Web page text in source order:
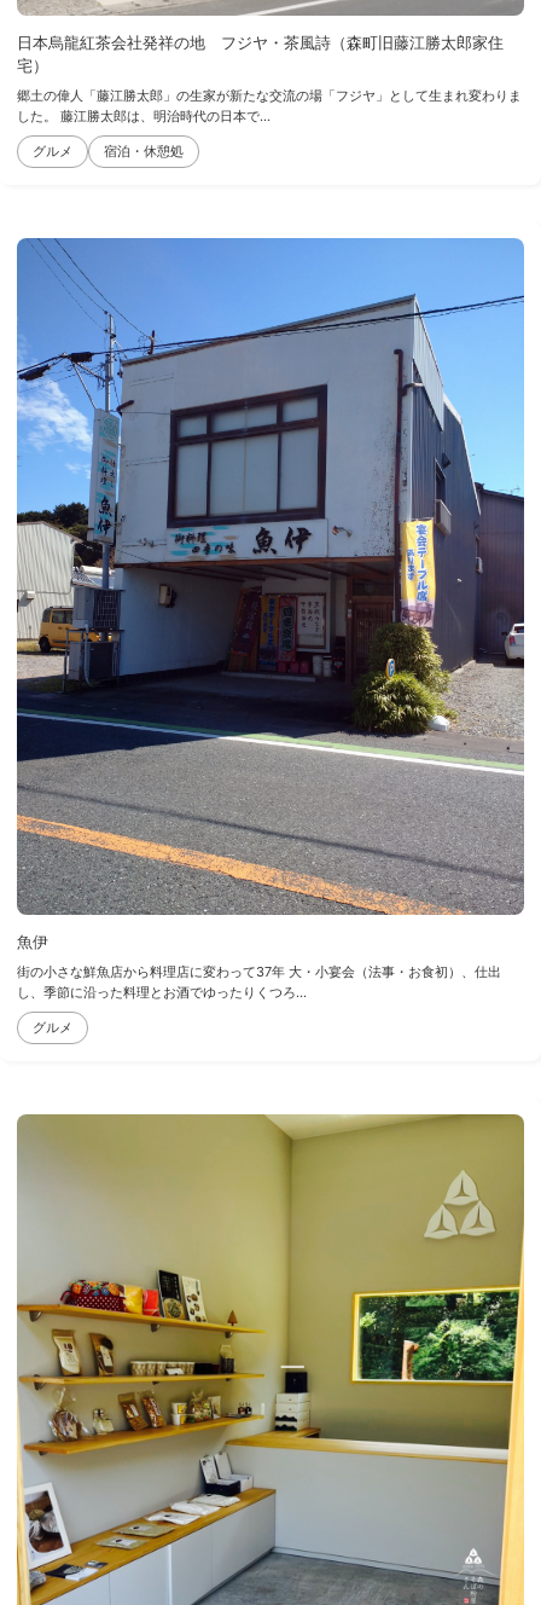
日本烏龍紅茶会社発祥の地 フジヤ・茶風詩（森町旧藤江勝太郎家住
宅）
郷土の偉人「藤江勝太郎」の生家が新たな交流の場「フジヤ」として生まれ変わりま
した。 藤江勝太郎は、明治時代の日本で...
グルメ 宿泊・休憩処
魚伊
街の小さな鮮魚店から料理店に変わって37年 大・小宴会（法事・お食初）、仕出
し、季節に沿った料理とお酒でゆったりくつろ...
グルメ